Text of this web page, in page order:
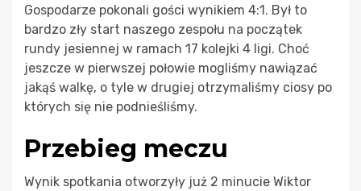
Gospodarze pokonali gości wynikiem 4:1. Był to
bardzo zły start naszego zespołu na początek
rundy jesiennej w ramach 17 kolejki 4 ligi. Choć
jeszcze w pierwszej połowie mogliśmy nawiązać
jakąś walkę, o tyle w drugiej otrzymaliśmy ciosy po
których się nie podnieśliśmy.
Przebieg meczu
Wynik spotkania otworzyły już 2 minucie Wiktor